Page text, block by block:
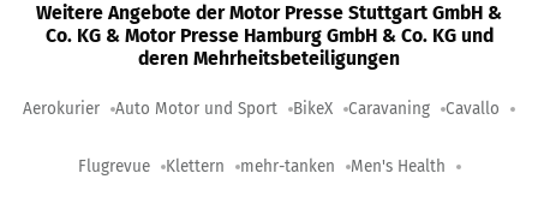
Weitere Angebote der Motor Presse Stuttgart GmbH &
Co. KG & Motor Presse Hamburg GmbH & Co. KG und
deren Mehrheitsbeteiligungen
Aerokurier Auto Motor und Sport BikeX Caravaning Cavallo
Flugrevue Klettern mehr-tanken Men's Health